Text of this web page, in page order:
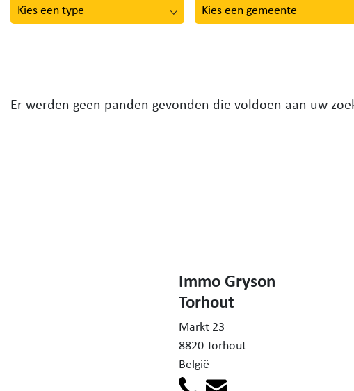
Kies een type Kies een gemeente
Er werden geen panden gevonden die voldoen aan uw
Immo Gryson
Torhout
Markt 23
8820 Torhout
België